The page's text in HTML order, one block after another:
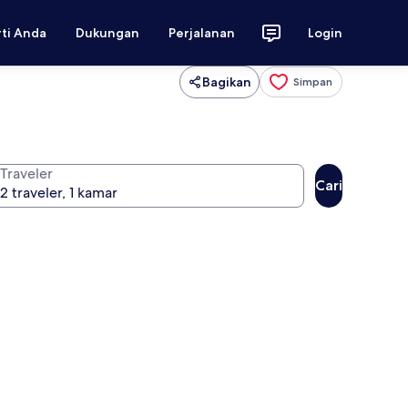
Anda Dukungan Perjalanan Login
Bagikan Simpan
Traveler
Cari